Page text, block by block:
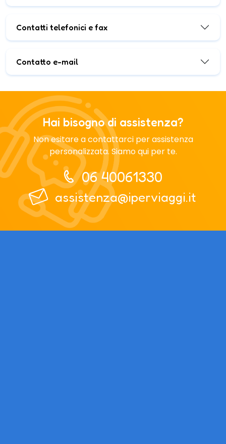
Contatti telefonici e fax
Contatto e-mail
Hai bisogno di assistenza?
Non esitare a contattarci per assistenza
personalizzata. Siamo qui per te.
06 40061330
assistenza@iperviaggi.it